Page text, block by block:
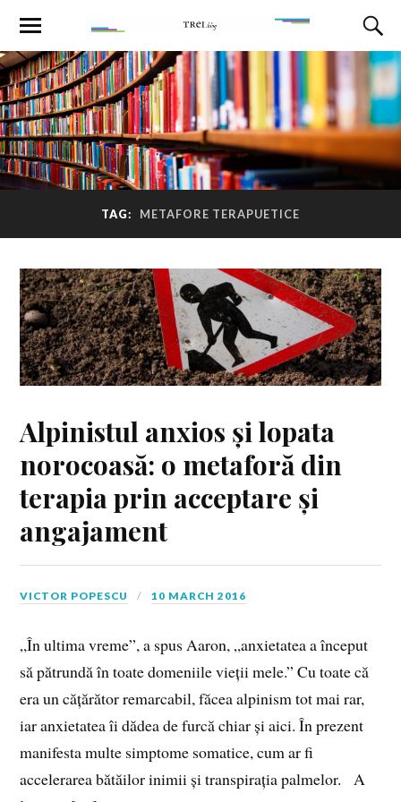
TAG: METAFORE TERAPUETICE
Alpinistul anxios și lopata
norocoasă: o metaforă din
terapia prin acceptare și
angajament
VICTOR POPESCU 10 MARCH 2016
„În ultima vreme”, a spus Aaron, „anxietatea a început
să pătrundă în toate domeniile vieții mele.” Cu toate că
era un cățărător remarcabil, făcea alpinism tot mai rar,
iar anxietatea îi dădea de furcă chiar și aici. În prezent
manifesta multe simptome somatice, cum ar fi
accelerarea bătăilor inimii și transpirația palmelor. A